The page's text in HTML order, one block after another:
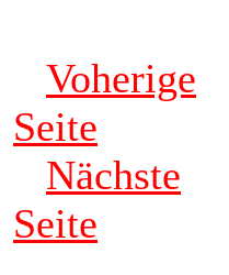
Voherige
Seite
Nächste
Seite